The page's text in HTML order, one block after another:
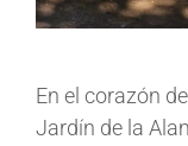
En el corazón
Jardín de la